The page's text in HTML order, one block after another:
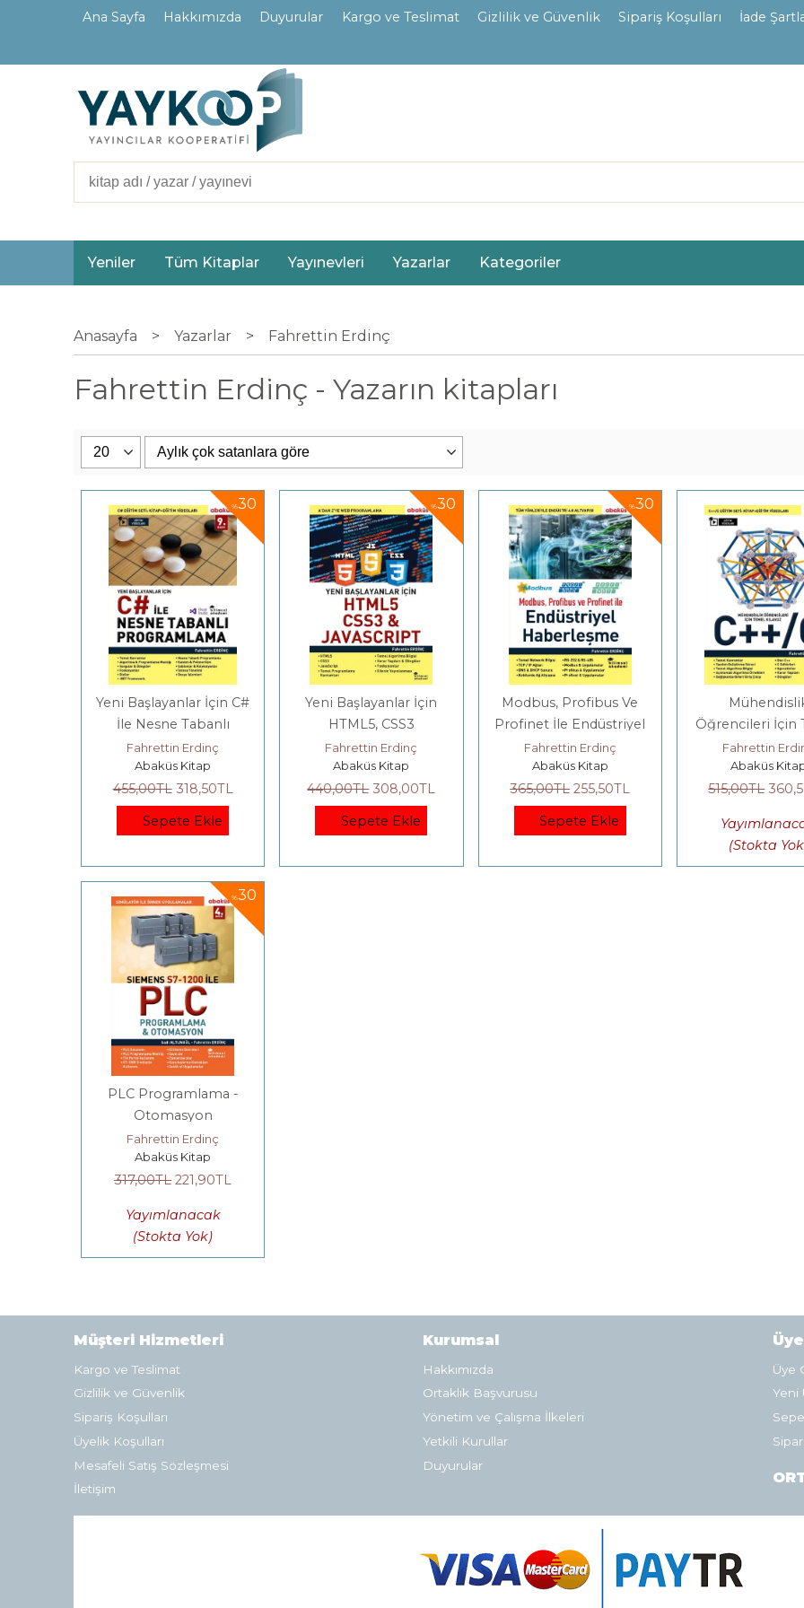
Ana Sayfa Hakkımızda Duyurular Kargo ve Teslimat Gizlilik ve Güvenlik Sipariş Koşulları İade
Yeniler Tüm Kitaplar Yayınevleri Yazarlar Kategoriler
Anasayfa > Yazarlar > Fahrettin Erdinç
Fahrettin Erdinç - Yazarın kitapları
%30
Yeni Başlayanlar İçin C#
İle Nesne Tabanlı
Programlama
Fahrettin Erdinç
Abaküs Kitap
455,00TL 318,50TL
Sepete Ekle
%30
Yeni Başlayanlar İçin
HTML5, CSS3
JAVASCRIPT
Fahrettin Erdinç
Abaküs Kitap
440,00TL 308,00TL
Sepete Ekle
%30
Modbus, Profibus Ve
Profinet İle Endüstriyel
Haberleşme
Fahrettin Erdinç
Abaküs Kitap
365,00TL 255,50TL
Sepete Ekle
Öğrencileri İçin
Kılavuz C /
Fahrettin
Abaküs
515,00TL 360
(Stokta
%30
PLC Programlama -
Otomasyon
Fahrettin Erdinç
Abaküs Kitap
317,00TL 221,90TL
Yayımlanacak
(Stokta Yok)
Müşteri Hizmetleri
Kargo ve Teslimat
Gizlilik ve Güvenlik
Sipariş Koşulları
Üyelik Koşulları
Mesafeli Satış Sözleşmesi
İletişim
Kurumsal
Hakkımızda
Ortaklık Başvurusu
Yönetim ve Çalışma İlkeleri
Yetkili Kurullar
Duyurular
Üye
Yeni